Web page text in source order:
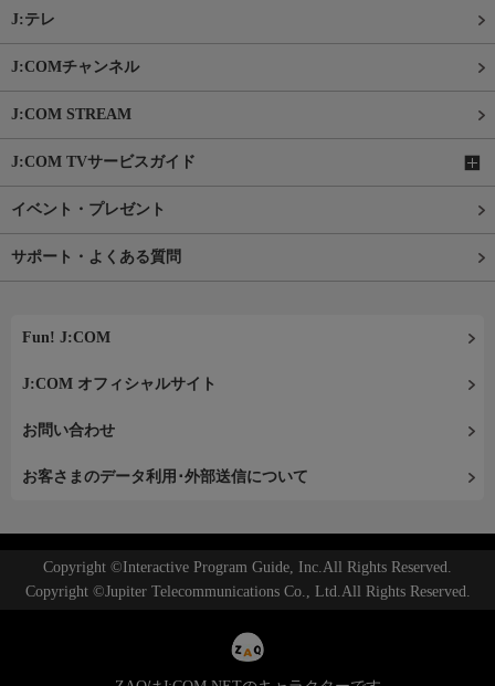
J:テレ
J:COMチャンネル
J:COM STREAM
J:COM TVサービスガイド
イベント・プレゼント
サポート・よくある質問
Fun! J:COM
J:COM オフィシャルサイト
お問い合わせ
お客さまのデータ利用･外部送信について
Copyright ©Interactive Program Guide, Inc.All Rights Reserved.
Copyright ©Jupiter Telecommunications Co., Ltd.All Rights Reserved.